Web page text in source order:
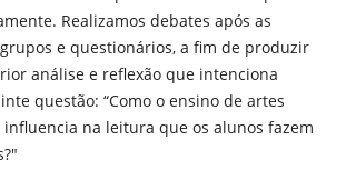
Realizamos debates após as
e questionários, a fim de produzir
análise e reflexão que intenciona
questão: “Como o ensino de artes
influencia na leitura que os alunos fazem